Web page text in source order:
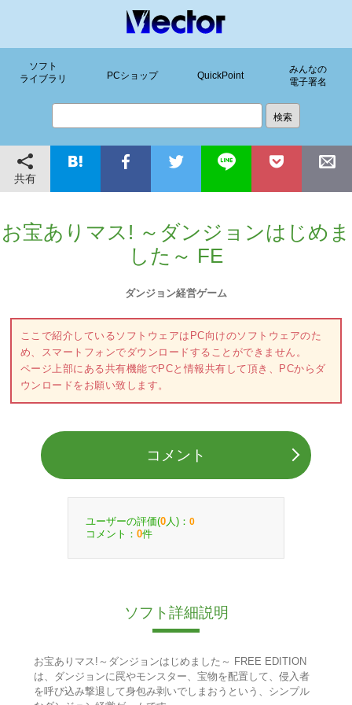
ソフト
ライブラリ
PCショップ QuickPoint
みんなの
電子署名
共有
お宝ありマス! ～ダンジョンはじめま
した～ FE
ダンジョン経営ゲーム
ここで紹介しているソフトウェアはPC向けのソフトウェアのた
め、スマートフォンでダウンロードすることができません。
ページ上部にある共有機能でPCと情報共有して頂き、PCからダ
ウンロードをお願い致します。
コメント
ユーザーの評価(0 人)： 0
コメント： 0件
ソフト詳細説明
お宝ありマス!～ダンジョンはじめました～ FREE EDITION
は、ダンジョンに罠やモンスター、宝物を配置して、侵入者
を呼び込み撃退して身包み剥いでしまおうという、シンプル